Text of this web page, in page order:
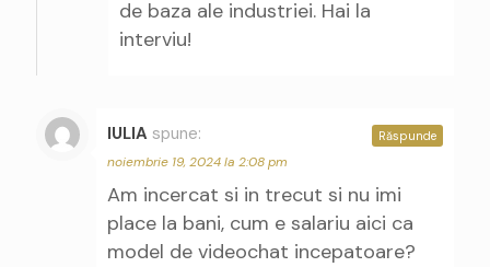
de baza ale industriei. Hai la
interviu!
IULIA spune:
noiembrie 19, 2024 la 2:08 pm
Am incercat si in trecut si nu imi
place la bani, cum e salariu aici ca
model de videochat incepatoare?
Răspunde